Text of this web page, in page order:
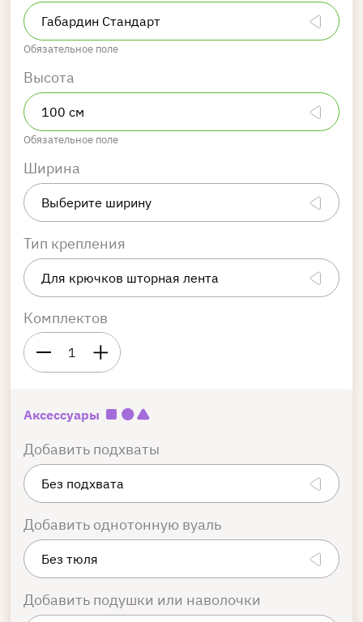
Обязательное поле
Высота
Обязательное поле
Ширина
Тип крепления
Комплектов
1
Аксессуары
Добавить подхваты
Добавить однотонную вуаль
Добавить подушки или наволочки